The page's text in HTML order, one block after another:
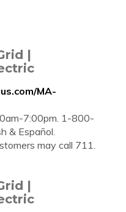
|
MA-
7:00pm. 1-800-
& Español.
may call 711.
|